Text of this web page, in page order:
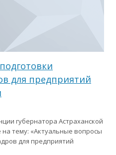
для предприятий
губернатора Астраханской
на тему: «Актуальные вопросы
для предприятий